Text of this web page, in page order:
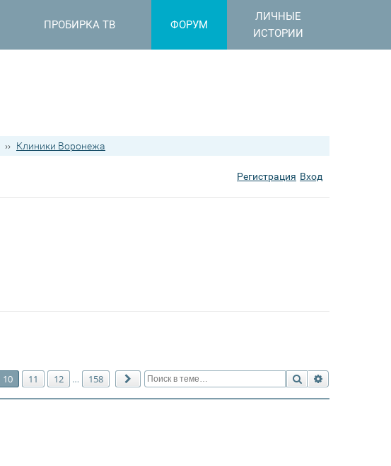
ПРОБИРКА ТВ ФОРУМ
ЛИЧНЫЕ
ИСТОРИИ
›› Клиники Воронежа
Регистрация Вход
Поиск
10 11 12 … 158 След.